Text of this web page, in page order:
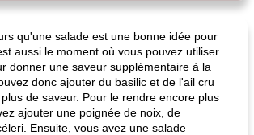
sauvage
qu'une salade est une bonne idée pour
aussi le moment où vous pouvez utiliser
donner une saveur supplémentaire à la
donc ajouter du basilic et de l'ail cru
de saveur. Pour le rendre encore plus
ajouter une poignée de noix, de
Ensuite, vous avez une salade